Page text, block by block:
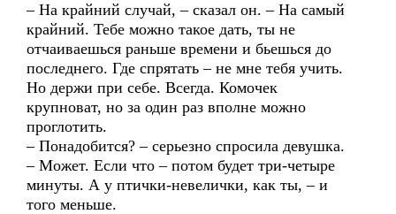
– На крайний случай, – сказал он. – На самый
крайний. Тебе можно такое дать, ты не
отчаиваешься раньше времени и бьешься до
последнего. Где спрятать – не мне тебя учить.
Но держи при себе. Всегда. Комочек
крупноват, но за один раз вполне можно
проглотить.
– Понадобится? – серьезно спросила девушка.
– Может. Если что – потом будет три-четыре
минуты. А у птички-невелички, как ты, – и
того меньше.